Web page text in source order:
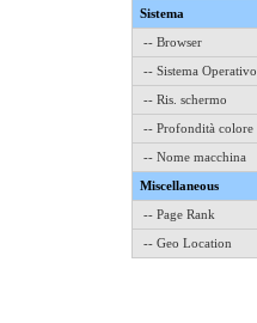
Sistema
-- Browser
-- Sistema Operativo
-- Ris. schermo
-- Profondità colore
-- Nome macchina
Miscellaneous
-- Page Rank
-- Geo Location